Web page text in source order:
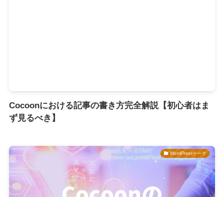
Cocoonにおける記事の書き方完全解説【初心者はま
ず見るべき】
WordPressテーマ